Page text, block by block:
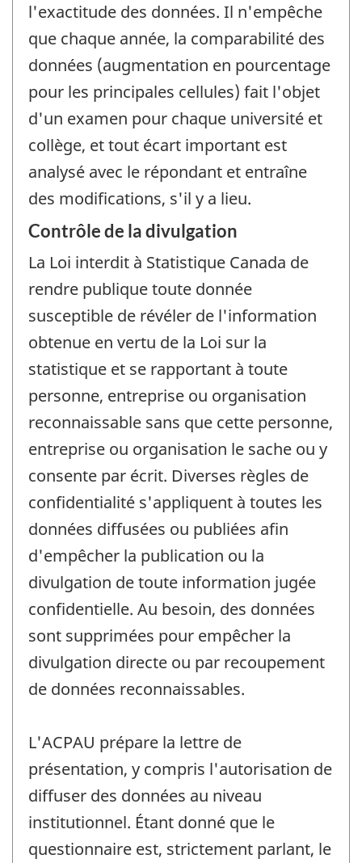
l'exactitude des données. Il n'empêche
que chaque année, la comparabilité des
données (augmentation en pourcentage
pour les principales cellules) fait l'objet
d'un examen pour chaque université et
collège, et tout écart important est
analysé avec le répondant et entraîne
des modifications, s'il y a lieu.
Contrôle de la divulgation
La Loi interdit à Statistique Canada de
rendre publique toute donnée
susceptible de révéler de l'information
obtenue en vertu de la Loi sur la
statistique et se rapportant à toute
personne, entreprise ou organisation
reconnaissable sans que cette personne,
entreprise ou organisation le sache ou y
consente par écrit. Diverses règles de
confidentialité s'appliquent à toutes les
données diffusées ou publiées afin
d'empêcher la publication ou la
divulgation de toute information jugée
confidentielle. Au besoin, des données
sont supprimées pour empêcher la
divulgation directe ou par recoupement
de données reconnaissables.
L'ACPAU prépare la lettre de
présentation, y compris l'autorisation de
diffuser des données au niveau
institutionnel. Étant donné que le
questionnaire est, strictement parlant, le